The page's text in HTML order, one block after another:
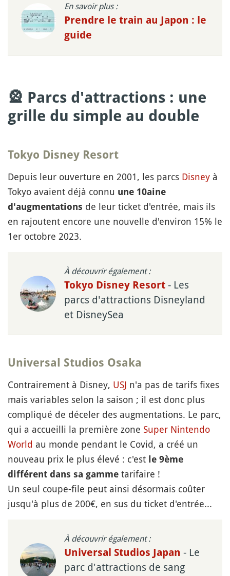
En savoir plus :
Prendre le train au Japon : le
guide
🎡 Parcs d'attractions : une
grille du simple au double
Tokyo Disney Resort
Depuis leur ouverture en 2001, les parcs Disney à
Tokyo avaient déjà connu une 10aine
d'augmentations de leur ticket d'entrée, mais ils
en rajoutent encore une nouvelle d'environ 15% le
1er octobre 2023.
À découvrir également :
Tokyo Disney Resort - Les
parcs d'attractions Disneyland
et DisneySea
Universal Studios Osaka
Contrairement à Disney, USJ n'a pas de tarifs fixes
mais variables selon la saison ; il est donc plus
compliqué de déceler des augmentations. Le parc,
qui a accueilli la première zone Super Nintendo
World au monde pendant le Covid, a créé un
nouveau prix le plus élevé : c'est le 9ème
différent dans sa gamme tarifaire !
Un seul coupe-file peut ainsi désormais coûter
jusqu'à plus de 200€, en sus du ticket d'entrée...
À découvrir également :
Universal Studios Japan - Le
parc d'attractions de sang